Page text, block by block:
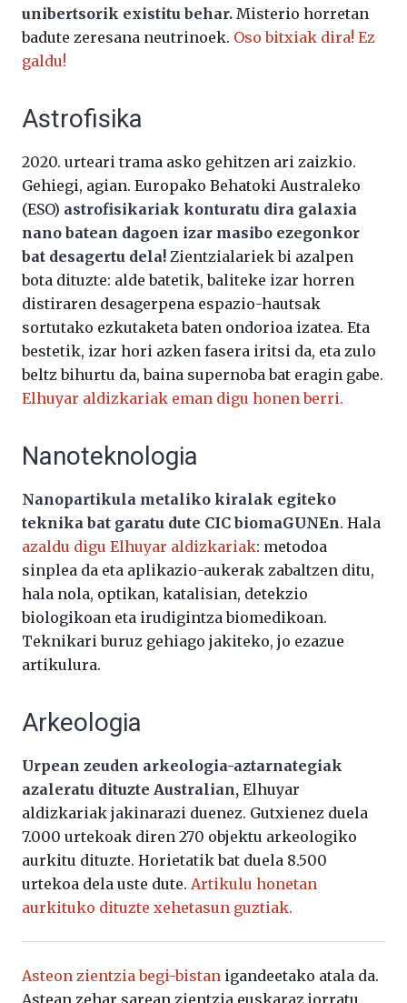
unibertsorik existitu behar. Misterio horretan
badute zeresana neutrinoek. Oso bitxiak dira! Ez
galdu!
Astrofisika
2020. urteari trama asko gehitzen ari zaizkio.
Gehiegi, agian. Europako Behatoki Australeko
(ESO) astrofisikariak konturatu dira galaxia
nano batean dagoen izar masibo ezegonkor
bat desagertu dela! Zientzialariek bi azalpen
bota dituzte: alde batetik, baliteke izar horren
distiraren desagerpena espazio-hautsak
sortutako ezkutaketa baten ondorioa izatea. Eta
bestetik, izar hori azken fasera iritsi da, eta zulo
beltz bihurtu da, baina supernoba bat eragin gabe.
Elhuyar aldizkariak eman digu honen berri.
Nanoteknologia
Nanopartikula metaliko kiralak egiteko
teknika bat garatu dute CIC biomaGUNEn. Hala
azaldu digu Elhuyar aldizkariak: metodoa
sinplea da eta aplikazio-aukerak zabaltzen ditu,
hala nola, optikan, katalisian, detekzio
biologikoan eta irudigintza biomedikoan.
Teknikari buruz gehiago jakiteko, jo ezazue
artikulura.
Arkeologia
Urpean zeuden arkeologia-aztarnategiak
azaleratu dituzte Australian, Elhuyar
aldizkariak jakinarazi duenez. Gutxienez duela
7.000 urtekoak diren 270 objektu arkeologiko
aurkitu dituzte. Horietatik bat duela 8.500
urtekoa dela uste dute. Artikulu honetan
aurkituko dituzte xehetasun guztiak.
Asteon zientzia begi-bistan igandeetako atala da.
Astean zehar sarean zientzia euskaraz jorratu